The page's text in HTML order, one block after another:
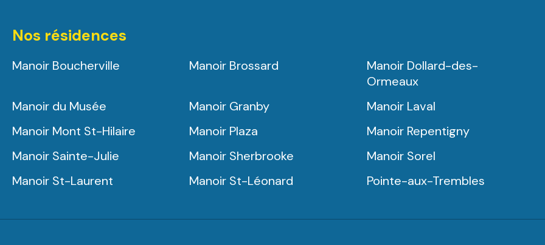
Nos résidences
Manoir Boucherville Manoir Brossard
Manoir Dollard-des-
Ormeaux
Manoir du Musée
Manoir Granby
Manoir Laval
Manoir Mont St-Hilaire
Manoir Plaza
Manoir Repentigny
Manoir Sainte-Julie
Manoir Sherbrooke
Manoir Sorel
Manoir St-Laurent
Manoir St-Léonard Pointe-aux-Trembles